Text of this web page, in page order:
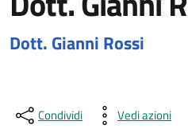
Dott. Gianni Rossi
Condividi Vedi azioni